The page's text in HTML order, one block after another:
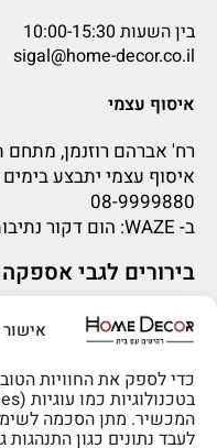
כדי לספק את החוויות
המכשיר. מתן הסכמה
לעבד נתונים כגון
בין השעות 10:00-15:30
sigal@home-decor.co.il
איסוף עצמי
רח' אברהם רוזנמן, מתחם
איסוף עצמי יתבצע
08-9999880
ב- WAZE: הום דקור
בירורים לגבי
בירור לגבי אספקה -ניתן
decor.co.il